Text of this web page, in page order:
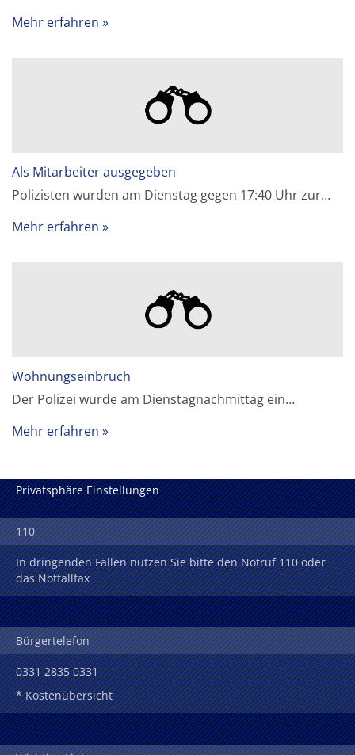
Mehr erfahren
Als Mitarbeiter ausgegeben
Polizisten wurden am Dienstag gegen 17:40 Uhr zur…
Mehr erfahren
Wohnungseinbruch
Der Polizei wurde am Dienstagnachmittag ein…
Mehr erfahren
Privatsphäre Einstellungen
110
In dringenden Fällen nutzen Sie bitte den Notruf 110 oder
das Notfallfax
Bürgertelefon
0331 2835 0331
* Kostenübersicht